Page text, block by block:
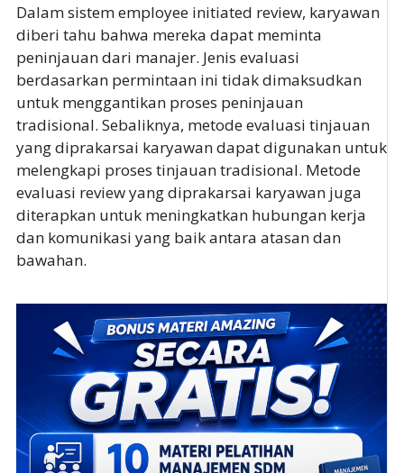
Dalam sistem employee initiated review, karyawan
diberi tahu bahwa mereka dapat meminta
peninjauan dari manajer. Jenis evaluasi
berdasarkan permintaan ini tidak dimaksudkan
untuk menggantikan proses peninjauan
tradisional. Sebaliknya, metode evaluasi tinjauan
yang diprakarsai karyawan dapat digunakan untuk
melengkapi proses tinjauan tradisional. Metode
evaluasi review yang diprakarsai karyawan juga
diterapkan untuk meningkatkan hubungan kerja
dan komunikasi yang baik antara atasan dan
bawahan.